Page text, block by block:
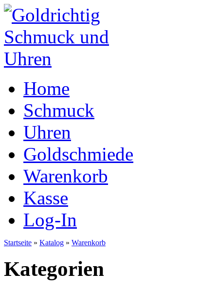
Home
Schmuck
Uhren
Goldschmiede
Warenkorb
Kasse
Log-In
Startseite » Katalog » Warenkorb
Kategorien